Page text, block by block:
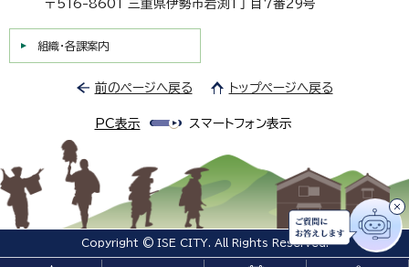
〒516-8601 三重県伊勢市岩渕1丁目7番29号
組織・各課案内
前のページへ戻る トップページへ戻る
PC表示 スマートフォン表示
Copyright © ISE CITY. All Rights Reserved.